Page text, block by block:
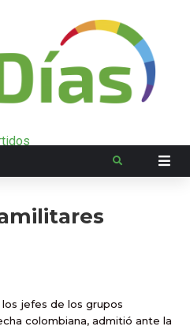
jefes de los grupos
colombiana, admitió ante la